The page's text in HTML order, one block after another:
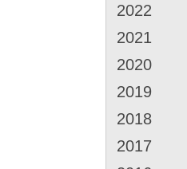
2022
2021
2020
2019
2018
2017